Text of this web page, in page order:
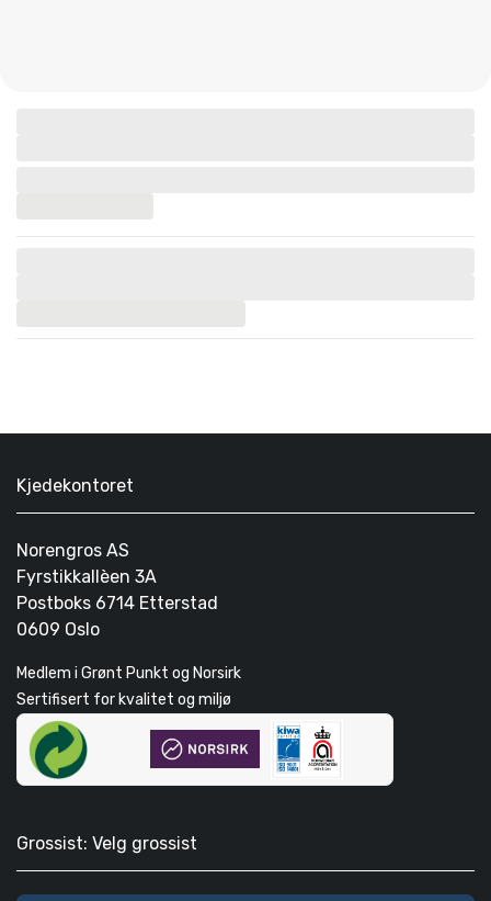
Kjedekontoret
Norengros AS
Fyrstikkallèen 3A
Postboks 6714 Etterstad
0609 Oslo
Medlem i Grønt Punkt og Norsirk
Sertifisert for kvalitet og miljø
Grossist: Velg grossist